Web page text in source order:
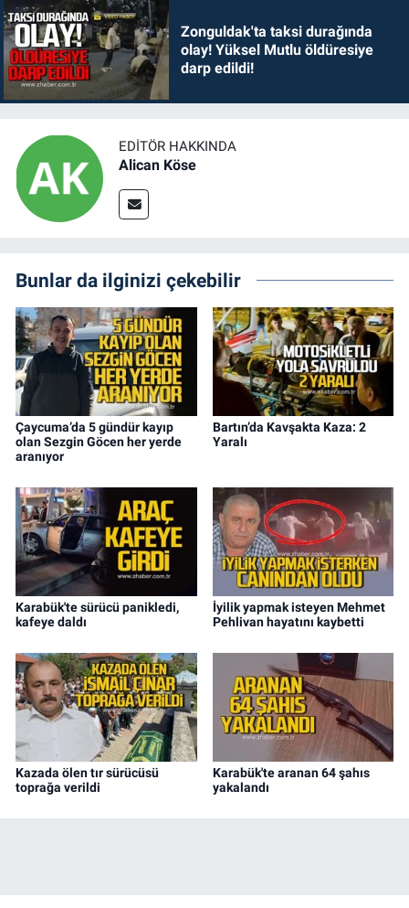
Zonguldak'ta taksi durağında
olay! Yüksel Mutlu öldüresiye
darp edildi!
EDITÖR HAKKINDA
Alican Köse
Bunlar da ilginizi çekebilir
Çaycuma’da 5 gündür kayıp
olan Sezgin Göcen her yerde
aranıyor
Bartın’da Kavşakta Kaza: 2
Yaralı
Karabük'te sürücü panikledi,
kafeye daldı
İyilik yapmak isteyen Mehmet
Pehlivan hayatını kaybetti
Kazada ölen tır sürücüsü
toprağa verildi
Karabük'te aranan 64 şahıs
yakalandı